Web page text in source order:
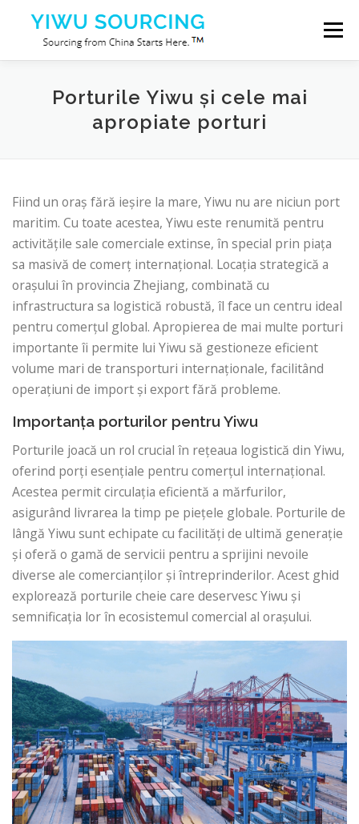
Sari la conținut
Meniu
Servicii Orașul Yiwu Blog Despre noi
Porturile Yiwu și cele mai
apropiate porturi
Fiind un oraș fără ieșire la mare, Yiwu nu are niciun port
maritim. Cu toate acestea, Yiwu este renumită pentru
activitățile sale comerciale extinse, în special prin piața
sa masivă de comerț internațional. Locația strategică a
orașului în provincia Zhejiang, combinată cu
infrastructura sa logistică robustă, îl face un centru ideal
pentru comerțul global. Apropierea de mai multe porturi
importante îi permite lui Yiwu să gestioneze eficient
volume mari de transporturi internaționale, facilitând
operațiuni de import și export fără probleme.
Importanța porturilor pentru Yiwu
Porturile joacă un rol crucial în rețeaua logistică din Yiwu,
oferind porți esențiale pentru comerțul internațional.
Acestea permit circulația eficientă a mărfurilor,
asigurând livrarea la timp pe piețele globale. Porturile de
lângă Yiwu sunt echipate cu facilități de ultimă generație
și oferă o gamă de servicii pentru a sprijini nevoile
diverse ale comercianților și întreprinderilor. Acest ghid
explorează porturile cheie care deservesc Yiwu și
semnificația lor în ecosistemul comercial al orașului.